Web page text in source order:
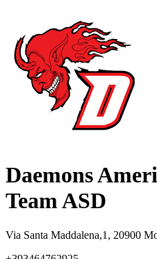
Daemons
Team ASD
Via Santa Maddalena,1, 20900